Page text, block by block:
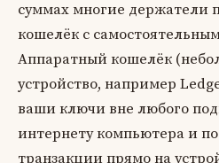
суммах многие держатели
кошелёк с
Аппаратный кошелёк
устройство, например
ваши ключи вне любого
интернету компьютера и